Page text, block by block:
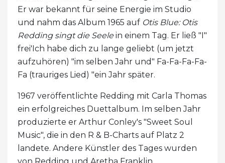
Er war bekannt für seine Energie im Studio
und nahm das Album 1965 auf Otis Blue: Otis
Redding singt die Seelein einem Tag. Er ließ "I"
frei'Ich habe dich zu lange geliebt (um jetzt
aufzuhören) "im selben Jahr und" Fa-Fa-Fa-Fa-
Fa (trauriges Lied) "ein Jahr später.
1967 veröffentlichte Redding mit Carla Thomas
ein erfolgreiches Duettalbum. Im selben Jahr
produzierte er Arthur Conley's "Sweet Soul
Music", die in den R & B-Charts auf Platz 2
landete. Andere Künstler des Tages wurden